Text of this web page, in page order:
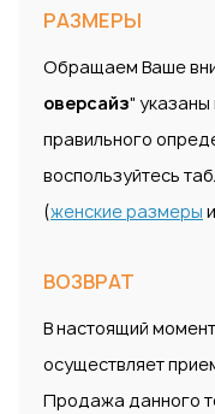
РАЗМЕРЫ
Обращаем Ваше
оверсайз"
правильного
воспользуйтесь
(женские размеры и
ВОЗВРАТ
В настоящий
осуществляет
Продажа данного